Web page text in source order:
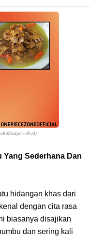
Provinsi Sulawesi
Dengan Rasa Yang
Yang Terletak Di Kawasan
Banget Dan Lengkap
Yang Sangat Ingin
Yang Sederhana Dan
hidangan khas dari
dengan cita rasa
biasanya disajikan
dan sering kali